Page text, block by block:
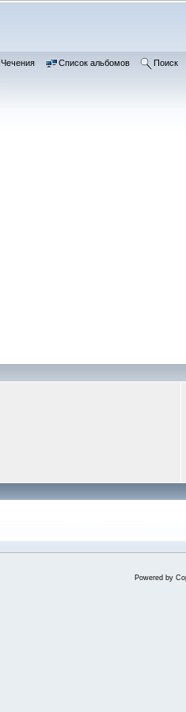
Чечения Список альбомов Поиск
Powered by